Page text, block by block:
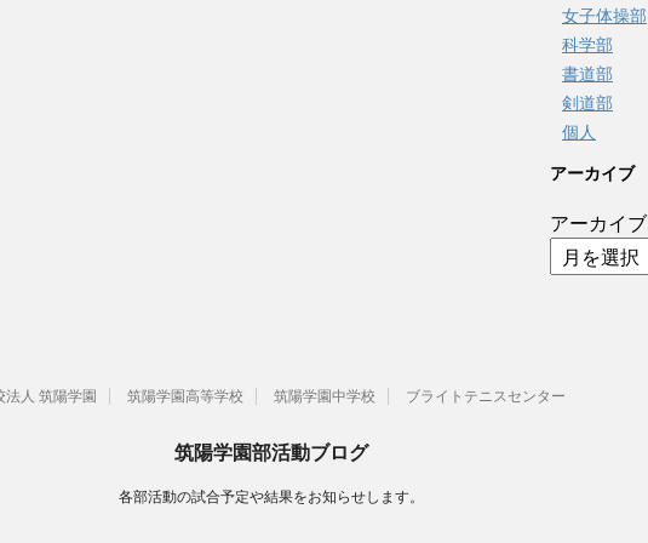
女子体操部
科学部
書道部
剣道部
個人
アーカイブ
アーカイブ
法人 筑陽学園 筑陽学園高等学校 筑陽学園中学校 ブライトテニスセンター
筑陽学園部活動ブログ
各部活動の試合予定や結果をお知らせします。